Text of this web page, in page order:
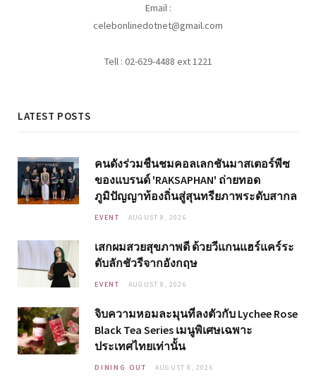
Email :
celebonlinedotnet@gmail.com
Tell : 02-629-4488 ext 1221
LATEST POSTS
คนดังร่วมชื่นชมคอลเลกชันมาสเตอร์พีซ
ของแบรนด์ 'RAKSAPHAN' ถ่ายทอด
ภูมิปัญญาท้องถิ่นสู่สุนทรียภาพระดับสากล
EVENT AUGUST 8, 2026
เสกผมสวยสุขภาพดี ด้วยวีแกนแฮร์แคร์ระ
ดับลักชัวรีจากอังกฤษ
EVENT AUGUST 8, 2026
จิบความหอมละมุนที่ลงตัวกับ Lychee Rose
Black Tea Series เมนูพิเศษเฉพาะ
ประเทศไทยเท่านั้น
DINING OUT AUGUST 8, 2026